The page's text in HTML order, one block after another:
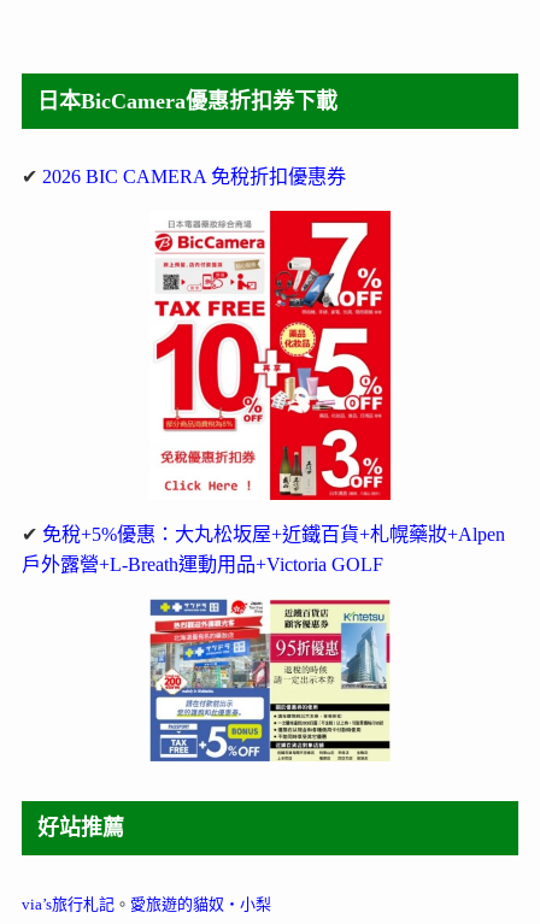
日本BicCamera優惠折扣券下載
✔ 2026 BIC CAMERA 免稅折扣優惠券
✔ 免稅+5%優惠：大丸松坂屋+近鐵百貨+札幌藥妝+Alpen
戶外露營+L-Breath運動用品+Victoria GOLF
好站推薦
via’s旅行札記。 愛旅遊的貓奴‧小梨